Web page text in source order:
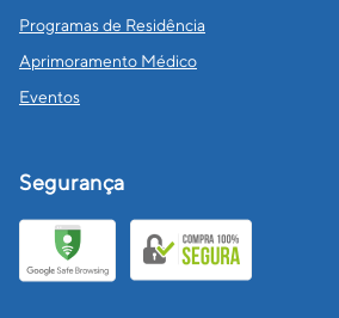
Programas de Residência
Aprimoramento Médico
Eventos
Segurança